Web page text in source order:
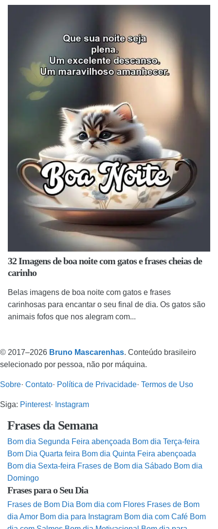
32 Imagens de boa noite com gatos e frases cheias de
carinho
Belas imagens de boa noite com gatos e frases
carinhosas para encantar o seu final de dia. Os gatos são
animais fofos que nos alegram com...
© 2017–2026 Bruno Mascarenhas. Conteúdo brasileiro
selecionado por pessoa, não por máquina.
Sobre· Contato· Política de Privacidade· Termos de Uso
Siga: Pinterest· Instagram
Frases da Semana
Bom dia Segunda Feira abençoada Bom dia Terça-feira
Bom Dia Quarta feira Bom dia Quinta Feira abençoada
Bom dia Sexta-feira Frases de Bom dia Sábado Bom dia
Domingo
Frases para o Seu Dia
Frases de Bom Dia Bom dia com Flores Frases de Bom
dia Amor Bom dia para Instagram Bom dia com Café Bom